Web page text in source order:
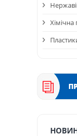
Хімічна